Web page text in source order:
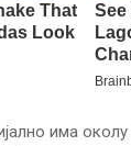
има околу